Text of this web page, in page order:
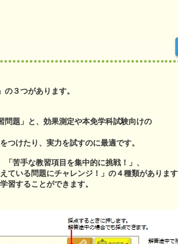
３つがあります。
題」と、効果測定や本免学科試験向けの
けたり、実力を試すのに最適です。
苦手な教習項目を集中的に挑戦！」、
いる問題にチャレンジ！」の４種類があります
することができます。